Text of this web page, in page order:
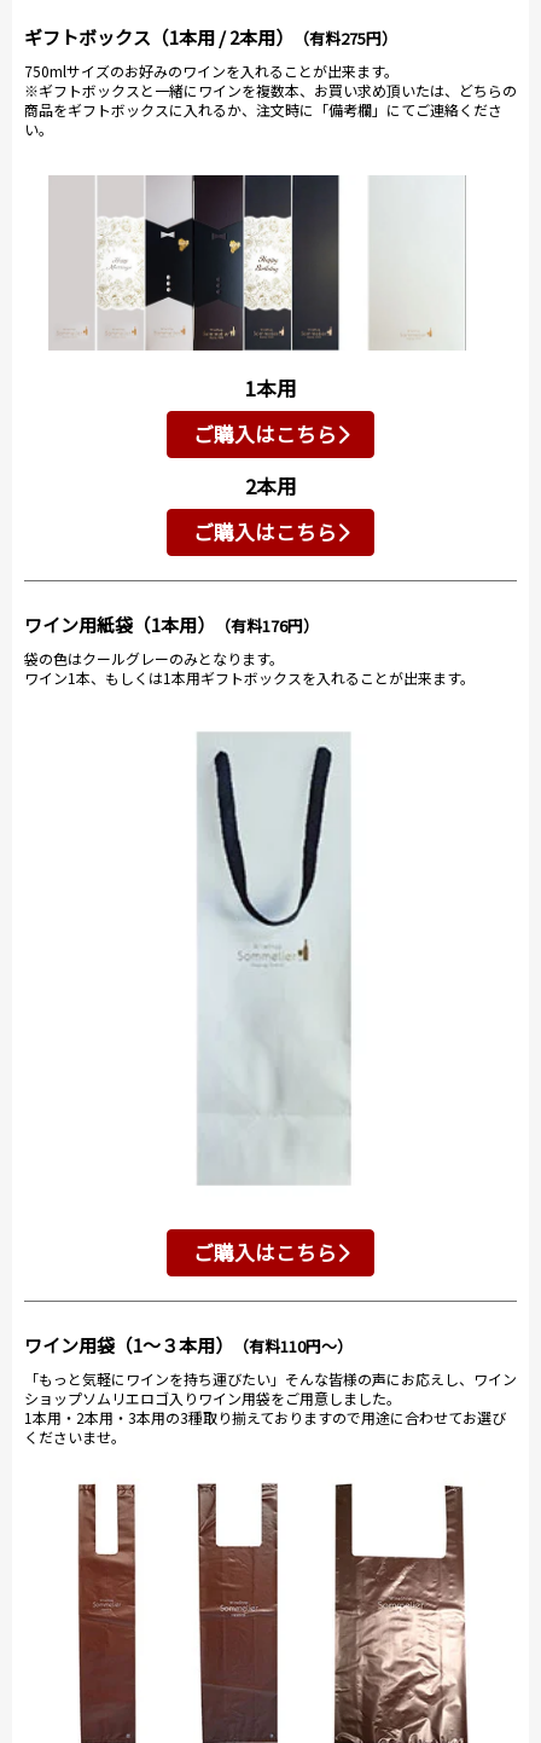
ギフトボックス（1本用 / 2本用） （有料275円）
750mlサイズのお好みのワインを入れることが出来ます。
※ギフトボックスと一緒にワインを複数本、お買い求め頂いたは、どちらの
商品をギフトボックスに入れるか、注文時に「備考欄」にてご連絡くださ
い。
1本用
ご購入はこちら
2本用
ご購入はこちら
ワイン用紙袋（1本用） （有料176円）
袋の色はクールグレーのみとなります。
ワイン1本、もしくは1本用ギフトボックスを入れることが出来ます。
ご購入はこちら
ワイン用袋（1～３本用） （有料110円～）
「もっと気軽にワインを持ち運びたい」そんな皆様の声にお応えし、ワイン
ショップソムリエロゴ入りワイン用袋をご用意しました。
1本用・2本用・3本用の3種取り揃えておりますので用途に合わせてお選び
くださいませ。